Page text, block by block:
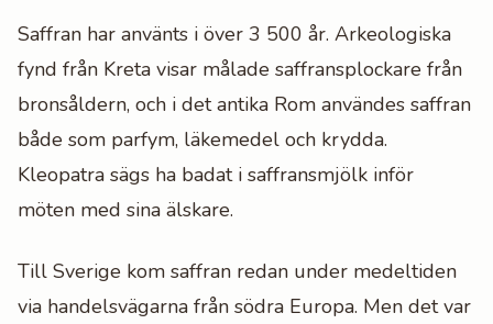
Saffran har använts i över 3 500 år. Arkeologiska
fynd från Kreta visar målade saffransplockare från
bronsåldern, och i det antika Rom användes saffran
både som parfym, läkemedel och krydda.
Kleopatra sägs ha badat i saffransmjölk inför
möten med sina älskare.
Till Sverige kom saffran redan under medeltiden
via handelsvägarna från södra Europa. Men det var